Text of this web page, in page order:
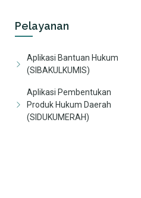
Pelayanan
Aplikasi Bantuan Hukum
(SIBAKULKUMIS)
Aplikasi Pembentukan
Produk Hukum Daerah
(SIDUKUMERAH)